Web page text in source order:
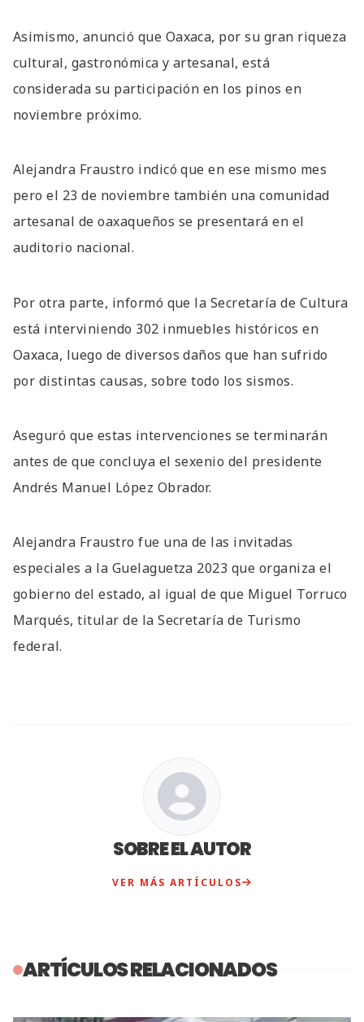
Asimismo, anunció que Oaxaca, por su gran riqueza
cultural, gastronómica y artesanal, está
considerada su participación en los pinos en
noviembre próximo.
Alejandra Fraustro indicó que en ese mismo mes
pero el 23 de noviembre también una comunidad
artesanal de oaxaqueños se presentará en el
auditorio nacional.
Por otra parte, informó que la Secretaría de Cultura
está interviniendo 302 inmuebles históricos en
Oaxaca, luego de diversos daños que han sufrido
por distintas causas, sobre todo los sismos.
Aseguró que estas intervenciones se terminarán
antes de que concluya el sexenio del presidente
Andrés Manuel López Obrador.
Alejandra Fraustro fue una de las invitadas
especiales a la Guelaguetza 2023 que organiza el
gobierno del estado, al igual de que Miguel Torruco
Marqués, titular de la Secretaría de Turismo
federal.
SOBRE EL AUTOR
VER MÁS ARTÍCULOS
ARTÍCULOS RELACIONADOS